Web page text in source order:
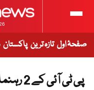
صفحۂ اول تازہ ترین پاکستان
پی ٹی آئی کے 2 رہنما پیپلز پارٹی میں شامل